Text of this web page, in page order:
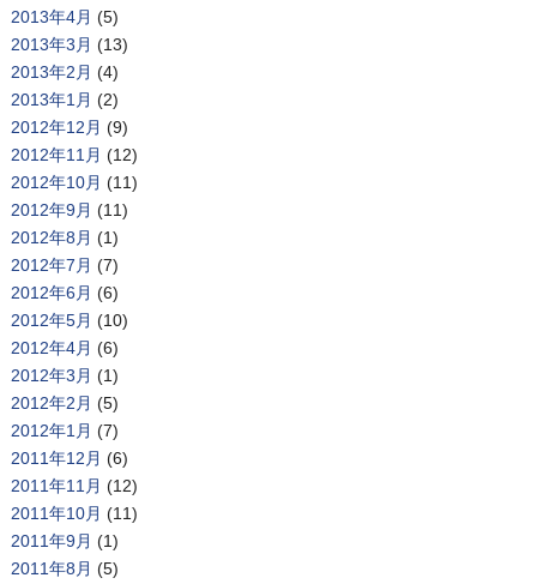
2013年4月 (5)
2013年3月 (13)
2013年2月 (4)
2013年1月 (2)
2012年12月 (9)
2012年11月 (12)
2012年10月 (11)
2012年9月 (11)
2012年8月 (1)
2012年7月 (7)
2012年6月 (6)
2012年5月 (10)
2012年4月 (6)
2012年3月 (1)
2012年2月 (5)
2012年1月 (7)
2011年12月 (6)
2011年11月 (12)
2011年10月 (11)
2011年9月 (1)
2011年8月 (5)